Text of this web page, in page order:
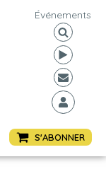
Événements
S'ABONNER